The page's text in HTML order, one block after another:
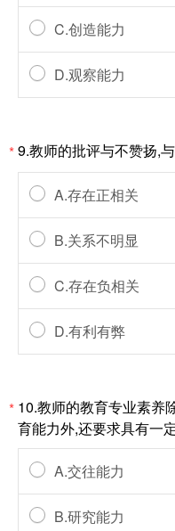
C.创造能力
D.观察能力
*9.教师的批评与不赞扬,
A.存在正相关
B.关系不明显
C.存在负相关
D.有利有弊
* 10.教师的教育专业素养
育能力外,还要求具有一定
A.交往能力
B.研究能力